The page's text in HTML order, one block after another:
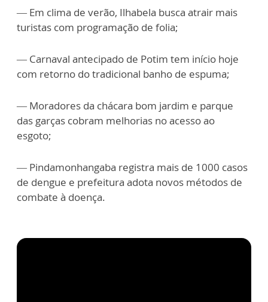
— Em clima de verão, Ilhabela busca atrair mais
turistas com programação de folia;
— Carnaval antecipado de Potim tem início hoje
com retorno do tradicional banho de espuma;
— Moradores da chácara bom jardim e parque
das garças cobram melhorias no acesso ao
esgoto;
— Pindamonhangaba registra mais de 1000 casos
de dengue e prefeitura adota novos métodos de
combate à doença.